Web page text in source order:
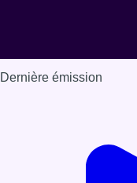
Dernière émission